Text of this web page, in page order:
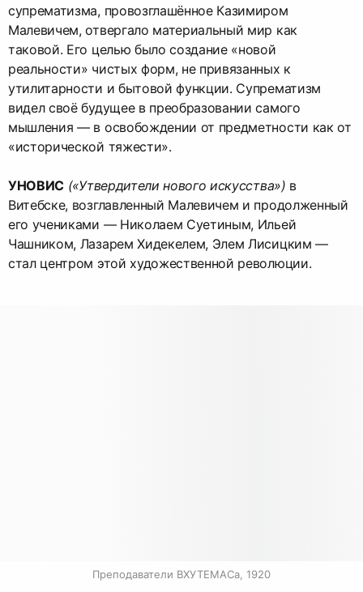
супрематизма, провозглашённое Казимиром
Малевичем, отвергало материальный мир как
таковой. Его целью было создание «новой
реальности» чистых форм, не привязанных к
утилитарности и бытовой функции. Супрематизм
видел своё будущее в преобразовании самого
мышления — в освобождении от предметности как от
«исторической тяжести».
УНОВИС («Утвердители нового искусства») в
Витебске, возглавленный Малевичем и продолженный
его учениками — Николаем Суетиным, Ильей
Чашником, Лазарем Хидекелем, Элем Лисицким —
стал центром этой художественной революции.
Преподаватели ВХУТЕМАСа, 1920